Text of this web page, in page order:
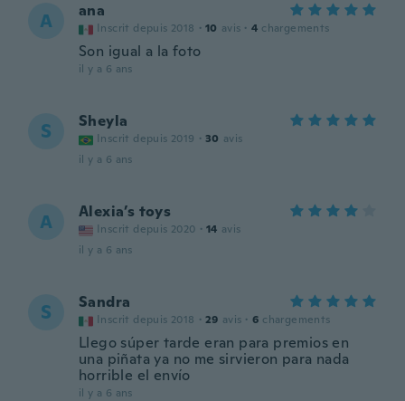
A ana
Inscrit depuis 2018 · 10 avis · 4 chargements
Son igual a la foto
il y a 6 ans
S Sheyla
Inscrit depuis 2019 · 30 avis
il y a 6 ans
A Alexia’s toys
Inscrit depuis 2020 · 14 avis
il y a 6 ans
S Sandra
Inscrit depuis 2018 · 29 avis · 6 chargements
Llego súper tarde eran para premios en
una piñata ya no me sirvieron para nada
horrible el envío
il y a 6 ans